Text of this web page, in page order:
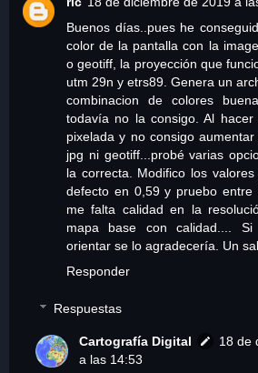
Buenos días..pues he
color de la pantalla con la
o geotiff, la proyección que
utm 29n y etrs89. Genera un
combinacion de colores
todavía no la consigo. Al
pixelada y no consigo
jpg ni geotiff...probé varias
la correcta. Modifico los
defecto en 0,59 y pruebo
me falta calidad en la
mapa base con calidad....
orientar se lo agradecería. Un
Responder
Respuestas
Cartografía Digital
18 de
a las 14:53